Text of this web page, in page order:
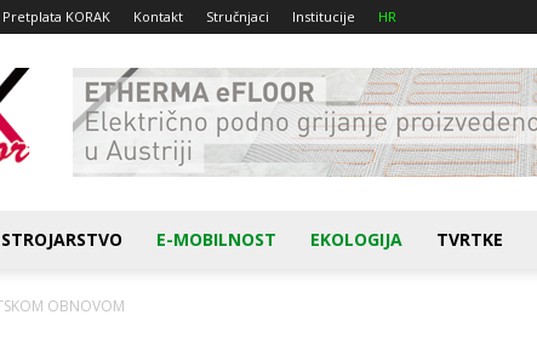
Pretplata KORAK Kontakt Stručnjaci Institucije HR
STROJARSTVO E-MOBILNOST EKOLOGIJA TVRTKE
OBNOVOM